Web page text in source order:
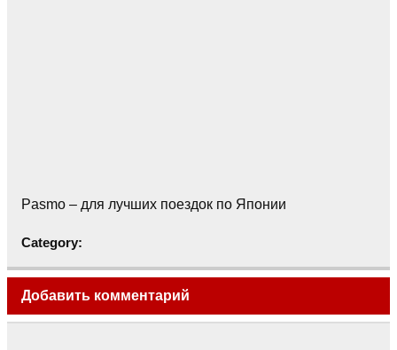
Pasmo – для лучших поездок по Японии
Category:
Добавить комментарий